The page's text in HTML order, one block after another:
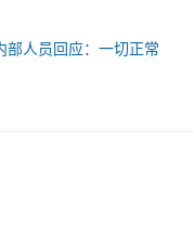
部人员回应：一切正常